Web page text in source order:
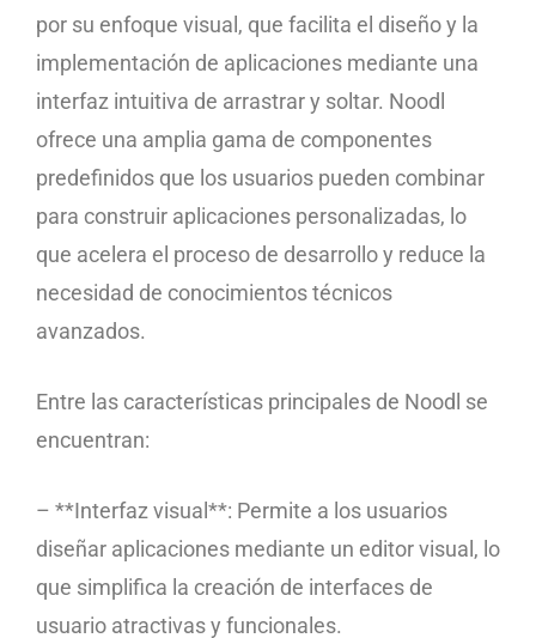
por su enfoque visual, que facilita el diseño y la
implementación de aplicaciones mediante una
interfaz intuitiva de arrastrar y soltar. Noodl
ofrece una amplia gama de componentes
predefinidos que los usuarios pueden combinar
para construir aplicaciones personalizadas, lo
que acelera el proceso de desarrollo y reduce la
necesidad de conocimientos técnicos
avanzados.
Entre las características principales de Noodl se
encuentran:
– **Interfaz visual**: Permite a los usuarios
diseñar aplicaciones mediante un editor visual, lo
que simplifica la creación de interfaces de
usuario atractivas y funcionales.